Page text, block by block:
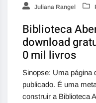
Juliana Rangel
Biblioteca
download
0 mil livros
Sinopse: Uma página
publicado. É uma
construir a Biblioteca